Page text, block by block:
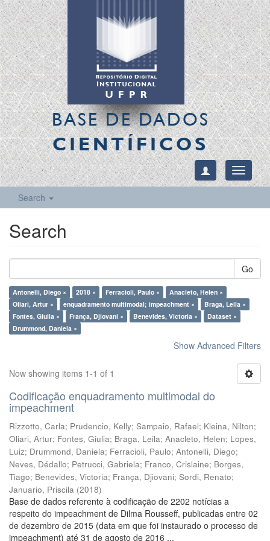
BASE DE DADOS
CIENTÍFICOS
Toggle
Search
Search
Go
Antonelli, Diego × 2018 × Ferracioli, Paulo ×
Anacleto, Helen ×
Oliari, Artur ×
enquadramento multimodal; impeachment ×
Braga, Leila ×
Fontes, Giulia ×
França, Djiovani × Benevides, Victoria ×
Dataset ×
Drummond, Daniela ×
Show Advanced Filters
Now showing items 1-1 of 1
Codificação enquadramento multimodal do
impeachment
Rizzotto, Carla; Prudencio, Kelly; Sampaio, Rafael; Kleina, Nilton;
Oliari, Artur; Fontes, Giulia; Braga, Leila; Anacleto, Helen; Lopes,
Luiz; Drummond, Daniela; Ferracioli, Paulo; Antonelli, Diego;
Neves, Dédallo; Petrucci, Gabriela; Franco, Crislaine; Borges,
Tiago; Benevides, Victoria; França, Djiovani; Sordi, Renato;
Januario, Priscila (2018)
Base de dados referente à codificação de 2202 notícias a
respeito do impeachment de Dilma Rousseff, publicadas entre 02
de dezembro de 2015 (data em que foi instaurado o processo de
impeachment) até 31 de agosto de 2016 ...